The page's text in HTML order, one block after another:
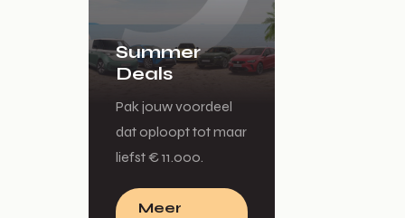
Summer
Deals
Pak jouw voordeel
dat oploopt tot maar
liefst € 11.000.
Meer